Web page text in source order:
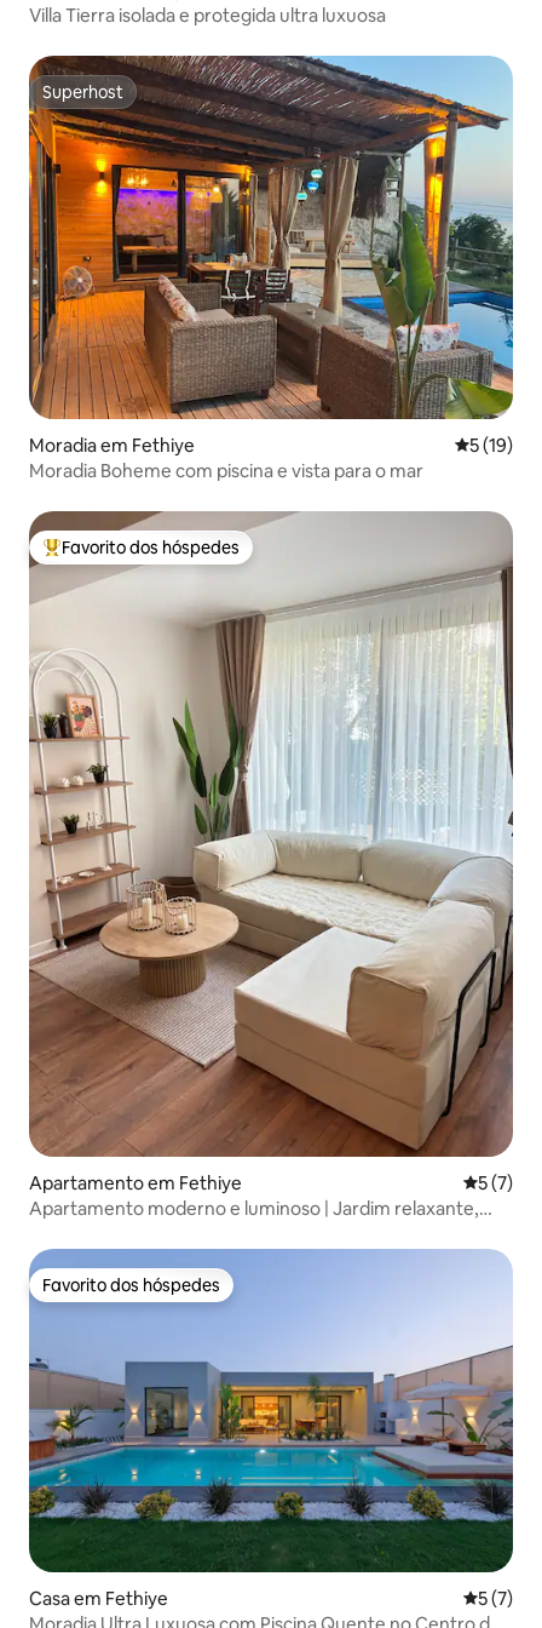
Villa Tierra isolada e protegida ultra luxuosa
Superhost
Superhost
Moradia em Fethiye
5 (19)
Moradia Boheme com piscina e vista para o mar
Favoritos dos hóspedes mais apreciados
Favorito dos hóspedes
Apartamento em Fethiye
5 (7)
Apartamento moderno e luminoso | Jardim relaxante,
Favorito dos hóspedes
Favorito dos hóspedes
Casa em Fethiye
5 (7)